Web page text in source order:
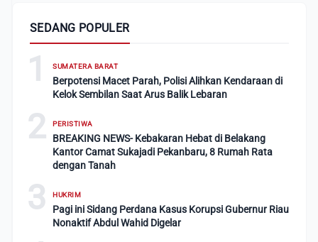
SEDANG POPULER
1 SUMATERA BARAT
Berpotensi Macet Parah, Polisi Alihkan Kendaraan di
Kelok Sembilan Saat Arus Balik Lebaran
2 PERISTIWA
BREAKING NEWS- Kebakaran Hebat di Belakang
Kantor Camat Sukajadi Pekanbaru, 8 Rumah Rata
dengan Tanah
3 HUKRIM
Pagi ini Sidang Perdana Kasus Korupsi Gubernur Riau
Nonaktif Abdul Wahid Digelar